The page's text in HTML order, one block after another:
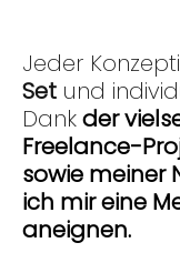
Jeder
Set und
Dankder
Freelance-
sowie meiner
ich mir eine
aneignen.